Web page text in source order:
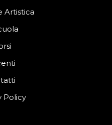
Artistica
Policy